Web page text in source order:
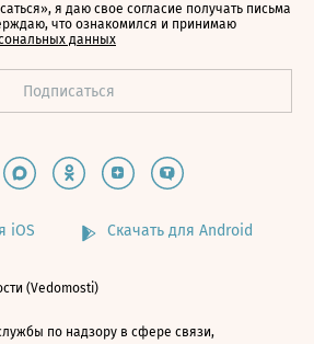
я даю свое согласие получать письма
что ознакомился и принимаю
данных
iOS Скачать для Android
(Vedomosti)
по надзору в сфере связи,